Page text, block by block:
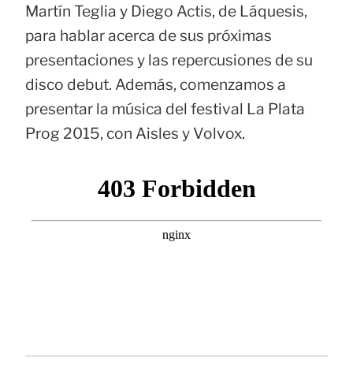
Martín Teglia y Diego Actis, de Láquesis,
para hablar acerca de sus próximas
presentaciones y las repercusiones de su
disco debut. Además, comenzamos a
presentar la música del festival La Plata
Prog 2015, con Aisles y Volvox.